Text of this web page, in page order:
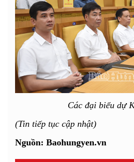
Các đại biểu dự
(Tin tiếp tục cập nhật)
Nguồn: Baohungyen.vn